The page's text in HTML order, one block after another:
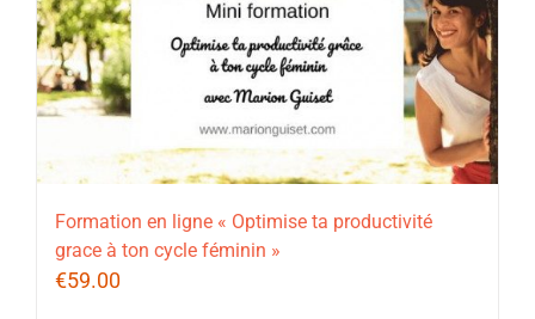
Formation en ligne « Optimise ta productivité
grace à ton cycle féminin »
€59.00